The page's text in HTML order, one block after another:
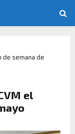
de semana de
el